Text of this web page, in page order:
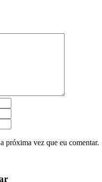
próxima vez que eu comentar.